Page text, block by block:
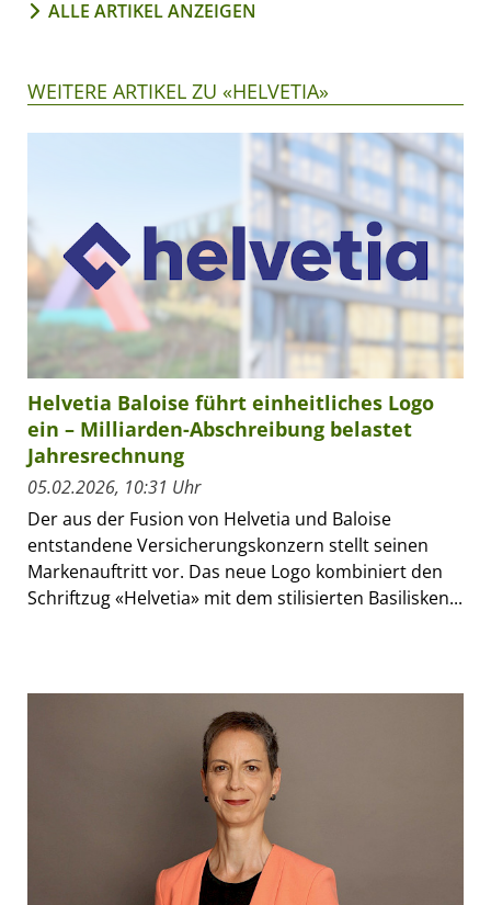
ALLE ARTIKEL ANZEIGEN
WEITERE ARTIKEL ZU «HELVETIA»
Helvetia Baloise führt einheitliches Logo
ein – Milliarden-Abschreibung belastet
Jahresrechnung
05.02.2026, 10:31 Uhr
Der aus der Fusion von Helvetia und Baloise
entstandene Versicherungskonzern stellt seinen
Markenauftritt vor. Das neue Logo kombiniert den
Schriftzug «Helvetia» mit dem stilisierten Basilisken...